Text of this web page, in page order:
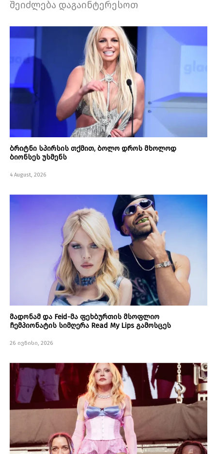
შეიძლება დაგაინტერესოთ
ბრიტნი სპირსის თქმით, ბოლო დროს მხოლოდ
ბიონსეს უსმენს
4 August, 2026
მადონამ და Feid-მა ფეხბურთის მსოფლიო
ჩემპიონატის სიმღერა Read My Lips გამოსცეს
26 ივნისი, 2026